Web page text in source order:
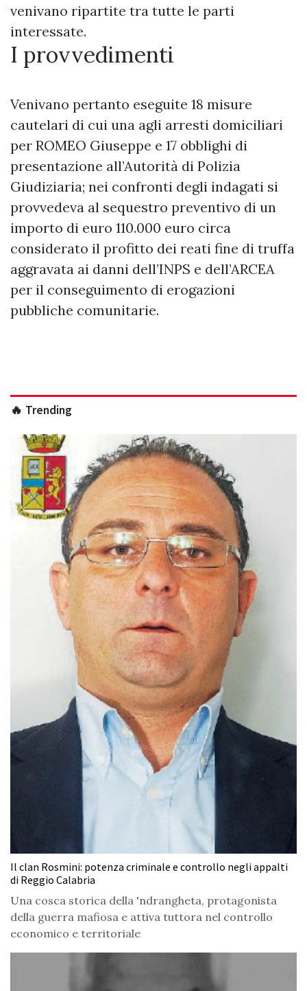
venivano ripartite tra tutte le parti
interessate.
I provvedimenti
Venivano pertanto eseguite 18 misure
cautelari di cui una agli arresti domiciliari
per ROMEO Giuseppe e 17 obblighi di
presentazione all’Autorità di Polizia
Giudiziaria; nei confronti degli indagati si
provvedeva al sequestro preventivo di un
importo di euro 110.000 euro circa
considerato il profitto dei reati fine di truffa
aggravata ai danni dell’INPS e dell’ARCEA
per il conseguimento di erogazioni
pubbliche comunitarie.
🔥 Trending
Il clan Rosmini: potenza criminale e controllo negli appalti
di Reggio Calabria
Una cosca storica della 'ndrangheta, protagonista
della guerra mafiosa e attiva tuttora nel controllo
economico e territoriale